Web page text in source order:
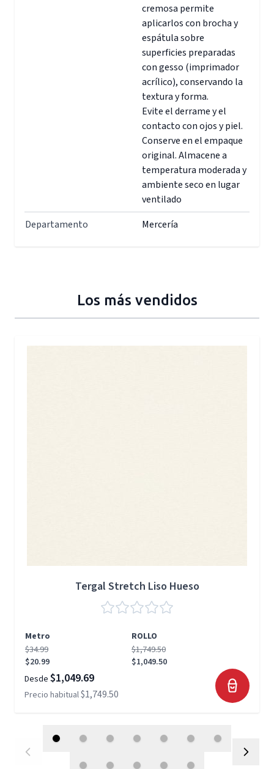
cremosa permite
aplicarlos con brocha y
espátula sobre
superficies preparadas
con gesso (imprimador
acrílico), conservando la
textura y forma.
Evite el derrame y el
contacto con ojos y piel.
Conserve en el empaque
original. Almacene a
temperatura moderada y
ambiente seco en lugar
ventilado
Departamento
Mercería
Los más vendidos
Tergal Stretch Liso Hueso
Metro
ROLLO
$34.99
$20.99
$1,749.50
$1,049.50
Desde $1,049.69
Precio habitual$1,749.50